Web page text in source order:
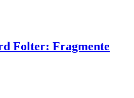
Folter: Fragmente